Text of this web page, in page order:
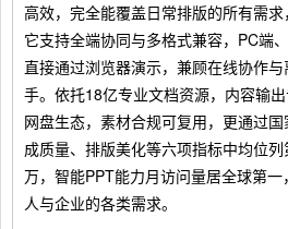
高效，完全能覆盖日常排版的所有需
它支持全端协同与多格式兼容，PC端
直接通过浏览器演示，兼顾在线协作
手。依托18亿专业文档资源，内容输
网盘生态，素材合规可复用，更通过
成质量、排版美化等六项指标中均位
万，智能PPT能力月访问量居全球第
人与企业的各类需求。